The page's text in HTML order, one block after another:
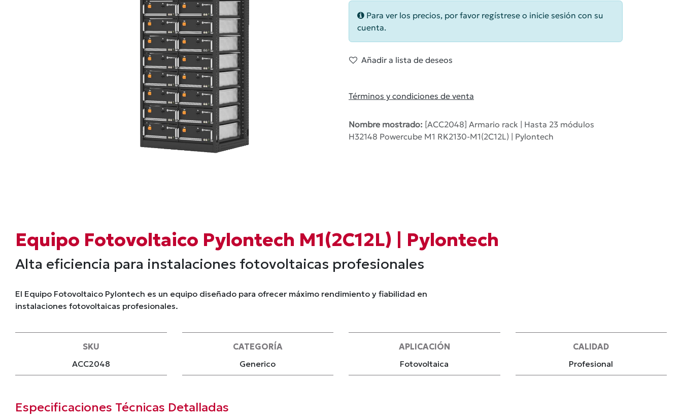
Para ver los precios, por favor regístrese o inicie sesión con su
cuenta.
Añadir a lista de deseos
Términos y condiciones de venta
Nombre mostrado: [ACC2048] Armario rack | Hasta 23 módulos
H32148 Powercube M1 RK2130-M1(2C12L) | Pylontech
Equipo Fotovoltaico Pylontech M1(2C12L) | Pylontech
Alta eficiencia para instalaciones fotovoltaicas profesionales
El Equipo Fotovoltaico Pylontech es un equipo diseñado para ofrecer máximo rendimiento y fiabilidad en
instalaciones fotovoltaicas profesionales.
SKU
ACC2048
CATEGORÍA
Generico
APLICACIÓN
Fotovoltaica
CALIDAD
Profesional
Especificaciones Técnicas Detalladas